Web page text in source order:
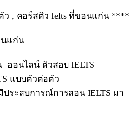
ว , คอร์สติว Ielts ที่ขอนแก่น ****
นแก่น
ออนไลน์ ติวสอบ IELTS
แบบตัวต่อตัว
ระสบการณ์การสอน IELTS มา